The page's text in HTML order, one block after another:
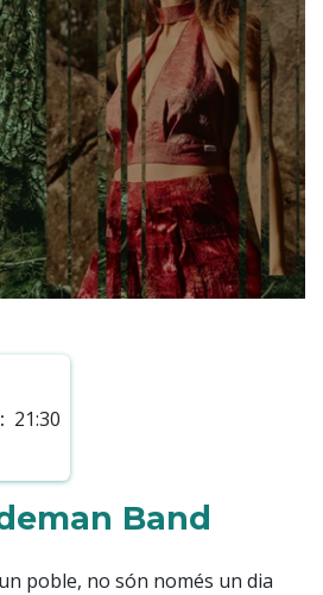
21:30
Band
poble, no són només un dia